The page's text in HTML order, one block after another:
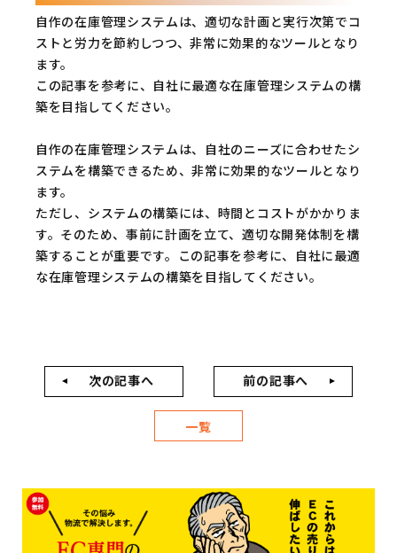
自作の在庫管理システムは、適切な計画と実行次第でコ
ストと労力を節約しつつ、非常に効果的なツールとなり
ます。
この記事を参考に、自社に最適な在庫管理システムの構
築を目指してください。
自作の在庫管理システムは、自社のニーズに合わせたシ
ステムを構築できるため、非常に効果的なツールとなり
ます。
ただし、システムの構築には、時間とコストがかかりま
す。そのため、事前に計画を立て、適切な開発体制を構
築することが重要です。この記事を参考に、自社に最適
な在庫管理システムの構築を目指してください。
次の記事へ
一覧
前の記事へ